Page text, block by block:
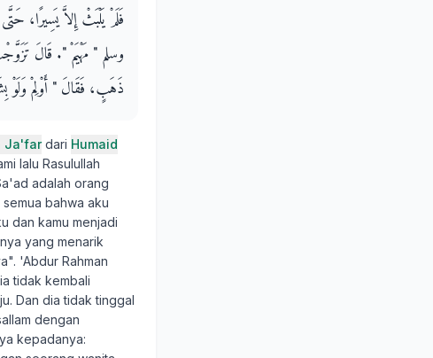
فَلَمْ يَلْبَثْ إِلاَّ يَسِيرًا،
وسلم ‏"‏ مَهْيَمْ ‏"‏‏.‏ قَالَ
ذَهَبٍ، فَقَالَ ‏"‏ أَوْلِمْ وَلَوْ
Ja'fardari Humaid
lalu Rasulullah
adalah orang
bahwa aku
dan kamu menjadi
yang menarik
'Abdur Rahman
tidak kembali
Dan dia tidak tinggal
dengan
kepadanya: